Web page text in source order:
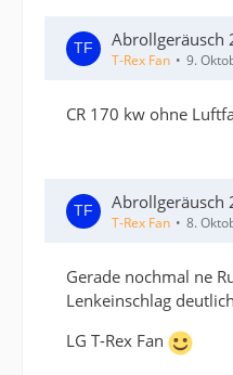
Abrollgeräusch
T-Rex Fan 9.
CR 170 kw ohne
Abrollgeräusch
T-Rex Fan 8.
Gerade nochmal ne
Lenkeinschlag
LG T-Rex Fan